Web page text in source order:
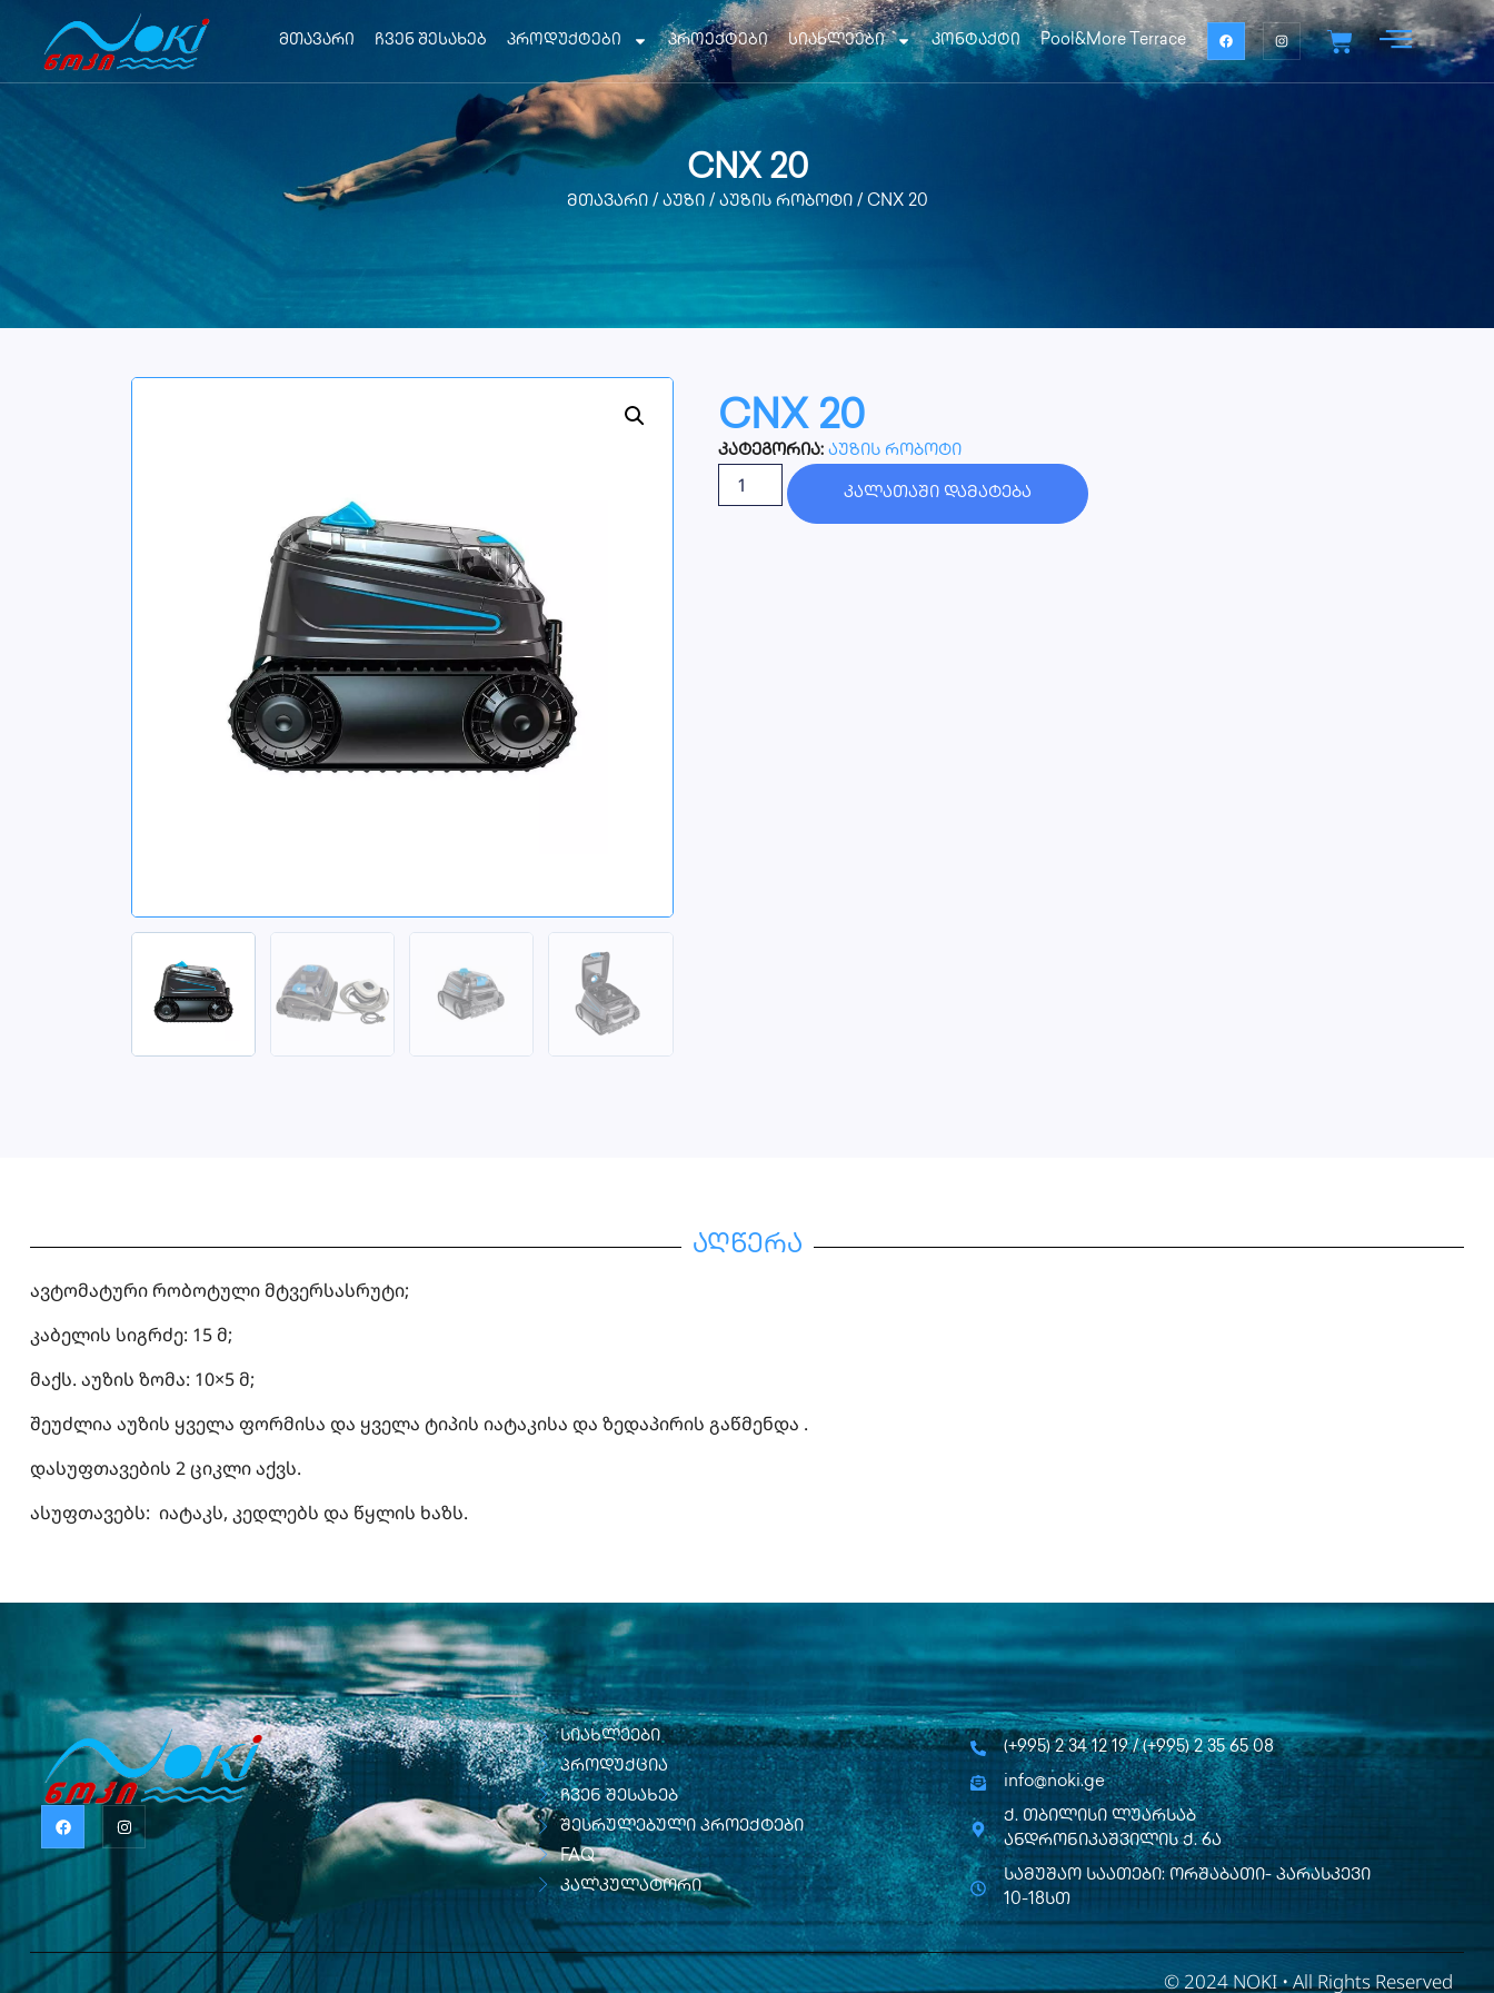
მთავარი ჩვენ შესახებ პროდუქტები პროექტები სიახლეები კონტაქტი Pool&More Terrace
CNX 20
მთავარი/ აუზი/ აუზის რობოტი/ CNX 20
CNX 20
კატეგორია: აუზის რობოტი
კალათაში დამატება
აღწერა
ავტომატური რობოტული მტვერსასრუტი;
კაბელის სიგრძე: 15 მ;
მაქს. აუზის ზომა: 10×5 მ;
შეუძლია აუზის ყველა ფორმისა და ყველა ტიპის იატაკისა და ზედაპირის გაწმენდა .
დასუფთავების 2 ციკლი აქვს.
ასუფთავებს: იატაკს, კედლებს და წყლის ხაზს.
სიახლეები
პროდუქცია
ჩვენ შესახებ
შესრულებული პროექტები
FAQ
კალკულატორი
(+995) 2 34 12 19 / (+995) 2 35 65 08
info@noki.ge
ქ. თბილისი ლუარსაბ
ანდრონიკაშვილის ქ. 6ა
სამუშაო საათები: ორშაბათი- პარასკევი
10-18სთ
© 2024 NOKI • All Rights Reserved